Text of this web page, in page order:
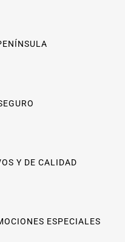
Y DE CALIDAD
ESPECIALES